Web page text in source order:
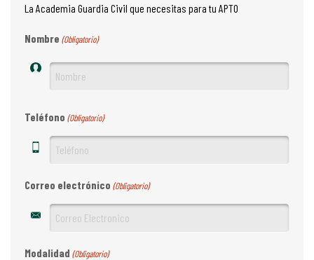
La Academia Guardia Civil que necesitas para tu APTO
Nombre (Obligatorio)
Teléfono (Obligatorio)
Correo electrónico (Obligatorio)
Modalidad (Obligatorio)